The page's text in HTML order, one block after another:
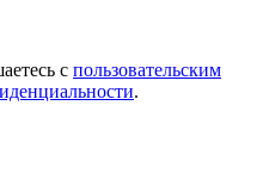
с пользовательским
.